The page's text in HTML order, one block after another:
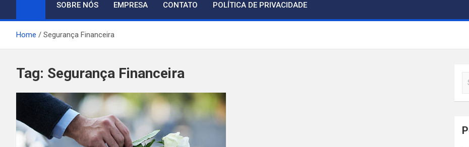
SOBRE NÓS EMPRESA CONTATO POLÍTICA DE PRIVACIDADE
Home Segurança Financeira
Tag: Segurança Financeira
a
c